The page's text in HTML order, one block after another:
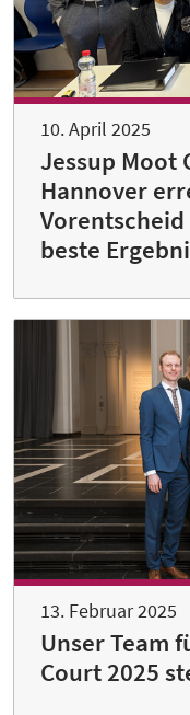
10. April 2025
Jessup Moot
Hannover
beste
13. Februar 2025
Unser Team
Court 2025